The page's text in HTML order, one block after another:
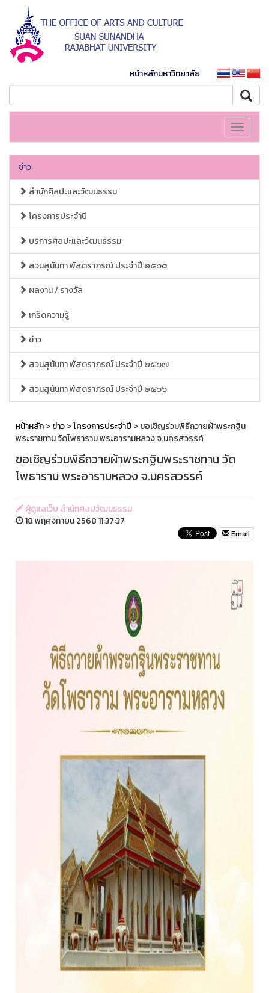
หน้าหลักมหาวิทยาลัย
Toggle
ข่าว
สำนักศิลปะและวัฒนธรรม
โครงการประจำปี
บริการศิลปะและวัฒนธรรม
สวนสุนันทา พัสตราภรณ์ ประจำปี ๒๕๖๘
ผลงาน / รางวัล
เกร็ดความรู้
ข่าว
สวนสุนันทา พัสตราภรณ์ ประจำปี ๒๕๖๗
สวนสุนันทา พัสตราภรณ์ ประจำปี ๒๕๖๖
หน้าหลัก>ข่าว>โครงการประจำปี > ขอเชิญร่วมพิธีถวายผ้าพระกฐิน
พระราชทาน วัดโพธาราม พระอารามหลวง จ.นครสวรรค์
ขอเชิญร่วมพิธีถวายผ้าพระกฐินพระราชทาน วัด
โพธาราม พระอารามหลวง จ.นครสวรรค์
ผู้ดูแลเว็บ สำนักศิลปวัฒนธรรม
18 พฤศจิกายน 2568 11:37:37
Email